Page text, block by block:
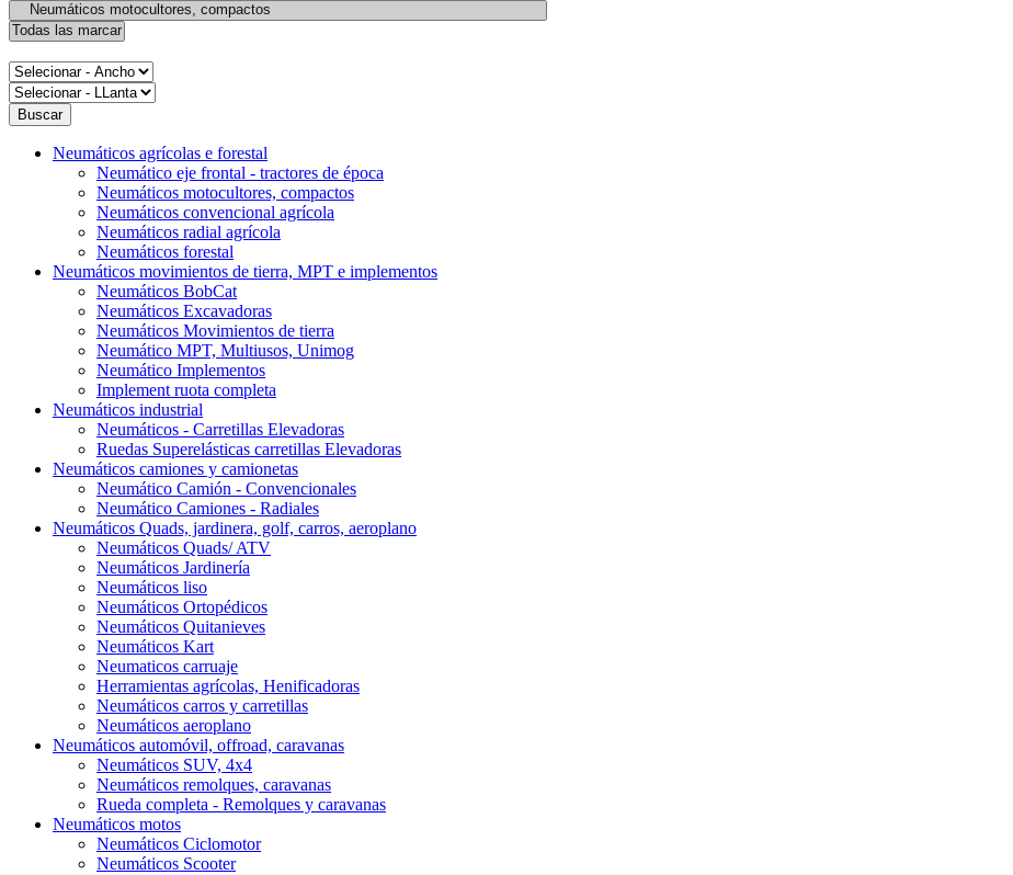
Neumáticos agrícolas e forestal
Neumático eje frontal - tractores de época
Neumáticos motocultores, compactos
Neumáticos convencional agrícola
Neumáticos radial agrícola
Neumáticos forestal
Neumáticos movimientos de tierra, MPT e implementos
Neumáticos BobCat
Neumáticos Excavadoras
Neumáticos Movimientos de tierra
Neumático MPT, Multiusos, Unimog
Neumático Implementos
Implement ruota completa
Neumáticos industrial
Neumáticos - Carretillas Elevadoras
Ruedas Superelásticas carretillas Elevadoras
Neumáticos camiones y camionetas
Neumático Camión - Convencionales
Neumático Camiones - Radiales
Neumáticos Quads, jardinera, golf, carros, aeroplano
Neumáticos Quads/ ATV
Neumáticos Jardinería
Neumáticos liso
Neumáticos Ortopédicos
Neumáticos Quitanieves
Neumáticos Kart
Neumaticos carruaje
Herramientas agrícolas, Henificadoras
Neumáticos carros y carretillas
Neumáticos aeroplano
Neumáticos automóvil, offroad, caravanas
Neumáticos SUV, 4x4
Neumáticos remolques, caravanas
Rueda completa - Remolques y caravanas
Neumáticos motos
Neumáticos Ciclomotor
Neumáticos Scooter